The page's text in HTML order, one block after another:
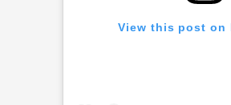
View this post on